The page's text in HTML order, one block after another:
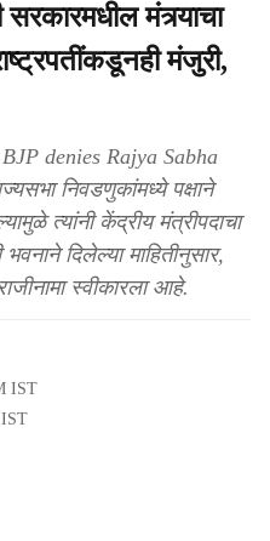
मंत्र्याचा
मंजुरी,
denies Rajya Sabha
निवडणुकांमध्ये पक्षाने
त्यांनी केंद्रीय मंत्रीपदाचा
दिलेल्या माहितीनुसार,
राजीनामा स्वीकारला आहे.
IST
IST